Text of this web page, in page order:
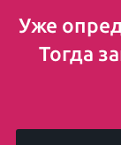
Уже
Тогда